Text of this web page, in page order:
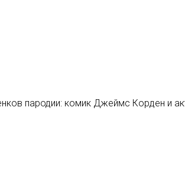
пародии: комик Джеймс Корден и